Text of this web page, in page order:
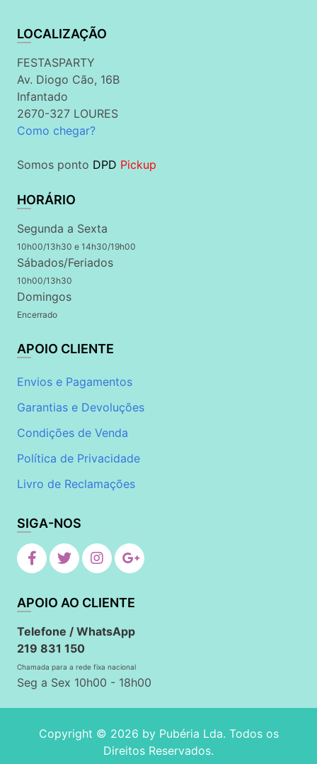
LOCALIZAÇÃO
FESTASPARTY
Av. Diogo Cão, 16B
Infantado
2670-327 LOURES
Como chegar?
Somos ponto DPD Pickup
HORÁRIO
Segunda a Sexta
10h00/13h30 e 14h30/19h00
Sábados/Feriados
10h00/13h30
Domingos
Encerrado
APOIO CLIENTE
Envios e Pagamentos
Garantias e Devoluções
Condições de Venda
Política de Privacidade
Livro de Reclamações
SIGA-NOS
APOIO AO CLIENTE
Telefone / WhatsApp
219 831 150
Chamada para a rede fixa nacional
Seg a Sex 10h00 - 18h00
Copyright © 2026 by Pubéria Lda. Todos os
Direitos Reservados.